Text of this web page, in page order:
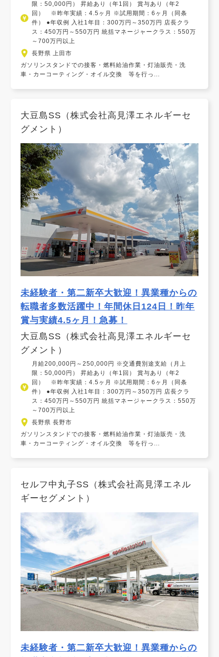
限：50,000円） 昇給あり（年1回） 賞与あり（年2
回） ※昨年実績：4.5ヶ月 ※試用期間：6ヶ月（同条
件） ●年収例 入社1年目：300万円～350万円 店長クラ
ス：450万円～550万円 統括マネージャークラス：550万
～700万円以上
長野県 上田市
ガソリンスタンドでの接客・燃料給油作業・灯油販売・洗
車・カーコーティング・オイル交換 等を行っ...
大豆島SS（株式会社高見澤エネルギーセ
グメント）
未経験者・第二新卒大歓迎！異業種からの
転職者多数活躍中！年間休日124日！昨年
賞与実績4.5ヶ月！急募！
大豆島SS（株式会社高見澤エネルギーセ
グメント）
月給200,000円～250,000円 ※交通費別途支給（月上
限：50,000円） 昇給あり（年1回） 賞与あり（年2
回） ※昨年実績：4.5ヶ月 ※試用期間：6ヶ月（同条
件） ●年収例 入社1年目：300万円～350万円 店長クラ
ス：450万円～550万円 統括マネージャークラス：550万
～700万円以上
長野県 長野市
ガソリンスタンドでの接客・燃料給油作業・灯油販売・洗
車・カーコーティング・オイル交換 等を行っ...
セルフ中丸子SS（株式会社高見澤エネル
ギーセグメント）
未経験者・第二新卒大歓迎！異業種からの